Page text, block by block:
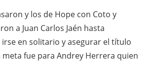
y los de Hope con Coto y
a Juan Carlos Jaén hasta
en solitario y asegurar el título
meta fue para Andrey Herrera quien